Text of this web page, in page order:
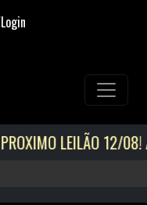
LEILÃO 12/08! AGENDA